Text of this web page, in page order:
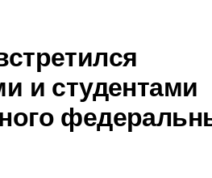
и студентами